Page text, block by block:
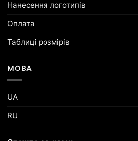
Нанесення логотипів
Оплата
Таблиці розмірів
МОВА
UA
RU